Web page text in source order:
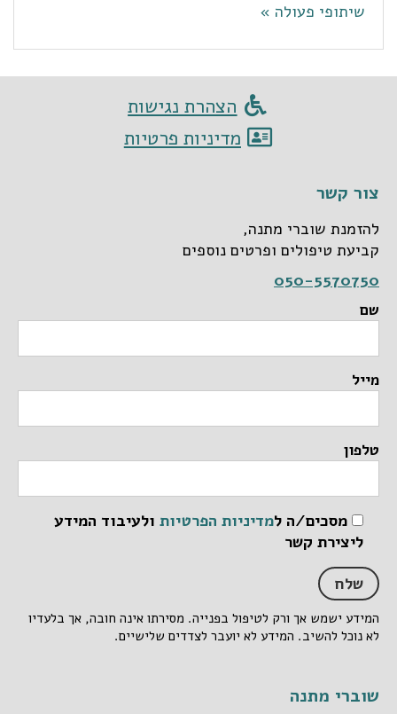
שיתופי פעולה »
הצהרת נגישות
מדיניות פרטיות
צור קשר
להזמנת שוברי מתנה,
קביעת טיפולים ופרטים נוספים
050-5570750
שם
מייל
טלפון
מסכים/ה למדיניות הפרטיות ולעיבוד המידע
ליצירת קשר
המידע ישמש אך ורק לטיפול בפנייה. מסירתו אינה חובה, אך בלעדיו
לא נוכל להשיב. המידע לא יועבר לצדדים שלישיים.
שוברי מתנה